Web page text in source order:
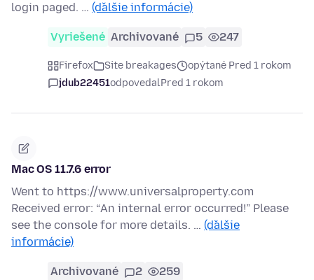
login paged. … (ďalšie informácie)
Vyriešené Archivované 5 247
Firefox Site breakages
opýtané Pred 1 rokom
jdub22451odpovedalPred 1 rokom
Mac OS 11.7.6 error
Went to https://www.universalproperty.com
Received error: “An internal error occurred!” Please
see the console for more details. … (ďalšie
informácie)
Archivované 2 259